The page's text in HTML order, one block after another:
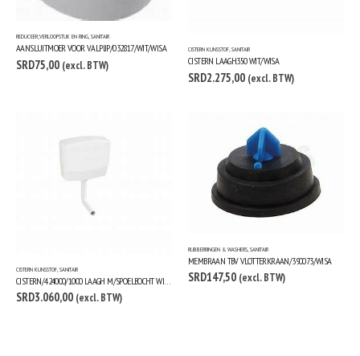
REDUCEER;VERLOOPSTUK EN RING, SANITAIR
AANSLUITMOER VOOR VALPIJP/032817/WIT/WISA
SRD75,00 (excl. BTW)
CISTERN KUNSSTOF, SANITAIR
CISTERN LAAGH.350 WIT/WISA
SRD2.275,00 (excl. BTW)
CISTERN KUNSSTOF SANITAIR
SRD3.060,00 (excl. BTW)
RUBBERRINGEN & WASHERS SANITAIR
MEMBRAAN TBV VLOTTERKRAAN/390073/WISA
SRD147,50 (excl. BTW)